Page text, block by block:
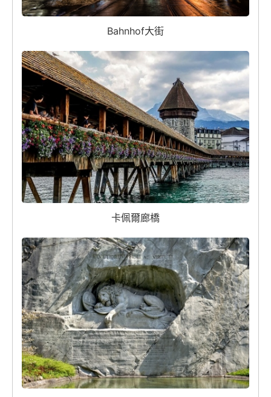
Bahnhof大街
卡佩爾廊橋